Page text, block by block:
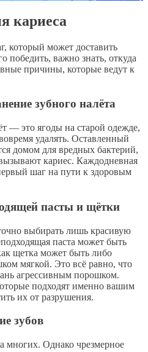
кариеса
который может доставить
победить, важно знать, откуда
причины, которые ведут к
зубного налёта
— это ягоды на старой одежде,
удалять. Оставленный
домом для вредных бактерий,
кариес. Каждодневная
шаг на пути к здоровым
пасты и щётки
выбирать лишь красивую
паста может быть
щетка может быть либо
мягкой. Это всё равно, что
агрессивным порошком.
подходят именно вашим
их от разрушения.
зубов
многих. Однако чрезмерное